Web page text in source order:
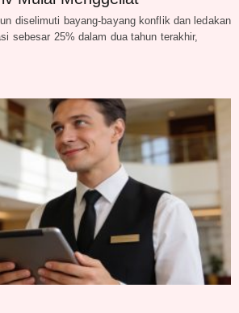
diselimuti bayang-bayang konflik dan ledakan
sebesar 25% dalam dua tahun terakhir,